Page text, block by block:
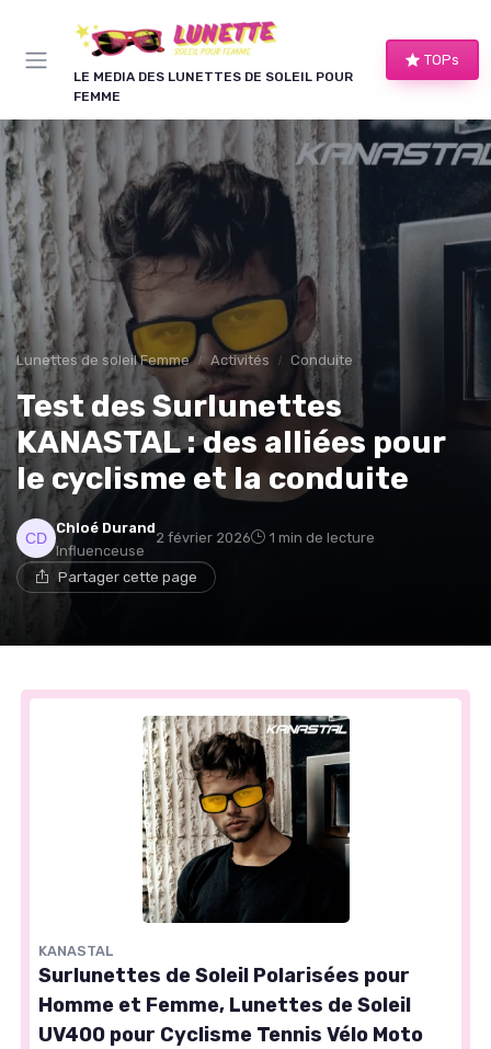
LE MEDIA DES LUNETTES DE SOLEIL POUR
FEMME
TOPs
Lunettes de soleil Femme Activités Conduite
Test des Surlunettes
KANASTAL : des alliées pour
le cyclisme et la conduite
Chloé Durand
Influenceuse
2 février 2026 1 min de lecture
Partager cette page
KANASTAL
Surlunettes de Soleil Polarisées pour
Homme et Femme, Lunettes de Soleil
UV400 pour Cyclisme Tennis Vélo Moto